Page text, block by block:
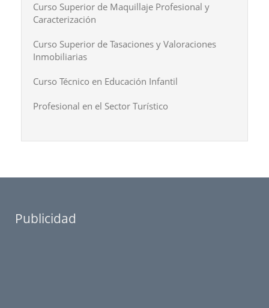
Curso Superior de Maquillaje Profesional y
Caracterización
Curso Superior de Tasaciones y Valoraciones
Inmobiliarias
Curso Técnico en Educación Infantil
Profesional en el Sector Turístico
Publicidad